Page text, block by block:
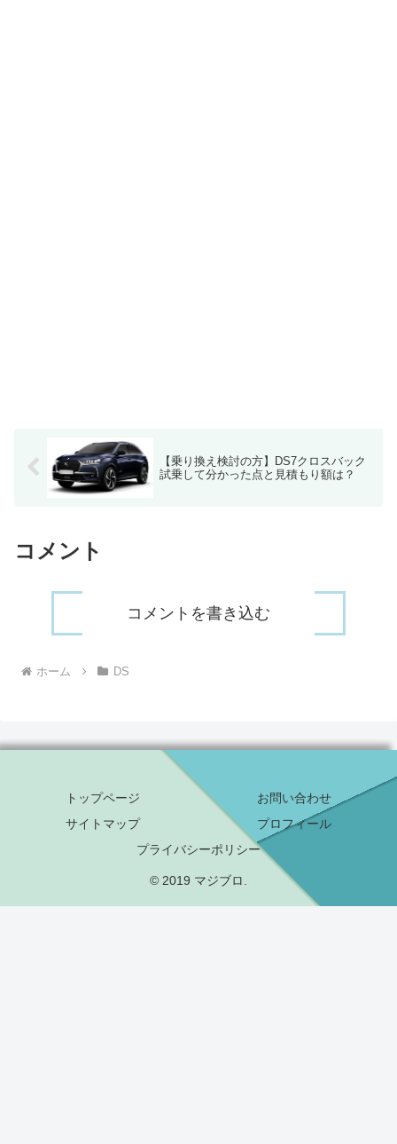
【乗り換え検討の方】DS7クロスバック
試乗して分かった点と見積もり額は？
コメント
コメントを書き込む
ホーム DS
トップページ
お問い合わせ
サイトマップ
プロフィール
プライバシーポリシー
© 2019 マジブロ.